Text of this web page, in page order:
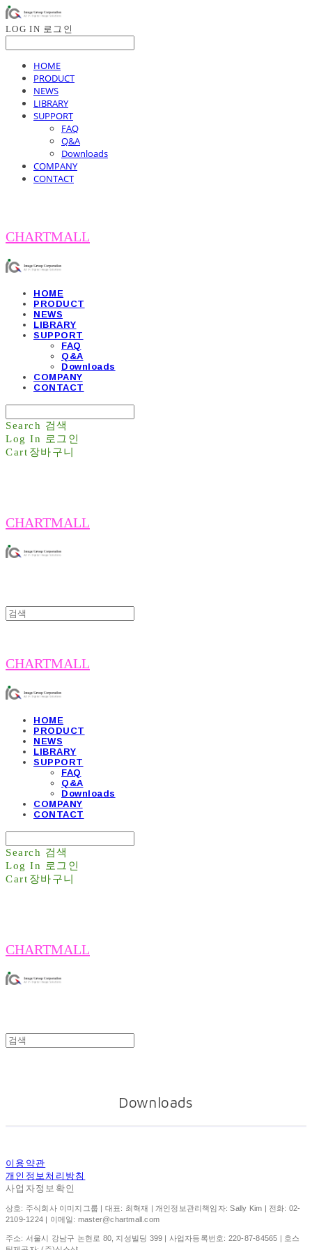
LOG IN 로그인
HOME
PRODUCT
NEWS
LIBRARY
SUPPORT
FAQ
Q&A
Downloads
COMPANY
CONTACT
CHARTMALL
HOME
PRODUCT
NEWS
LIBRARY
SUPPORT
FAQ
Q&A
Downloads
COMPANY
CONTACT
Search 검색
Log In
로그인
Cart 장바구니
CHARTMALL
CHARTMALL
HOME
PRODUCT
NEWS
LIBRARY
SUPPORT
FAQ
Q&A
Downloads
COMPANY
CONTACT
Search 검색
Log In
로그인
Cart 장바구니
CHARTMALL
Downloads
이용약관
개인정보처리방침
사업자정보확인
상호: 주식회사 이미지그룹 | 대표: 최혁재 | 개인정보관리책임자: Sally Kim | 전화: 02-
2109-1224 | 이메일: master@chartmall.com
주소: 서울시 강남구 논현로 80, 지성빌딩 399 | 사업자등록번호: 220-87-84565 | 호스